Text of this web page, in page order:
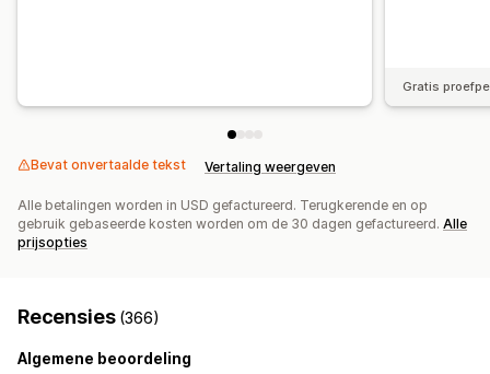
Gratis
Bevat onvertaalde tekst Vertaling weergeven
Alle betalingen worden in USD gefactureerd. Terugkerende en op
gebruik gebaseerde kosten worden om de 30 dagen gefactureerd. Alle
prijsopties
Recensies (366)
Algemene beoordeling